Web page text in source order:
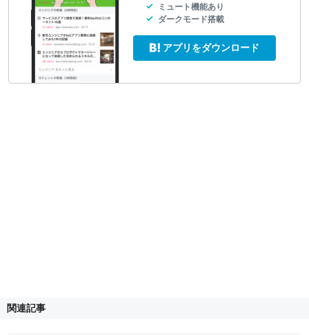
ミュート機能あり
ダークモード搭載
アプリをダウンロード
関連記事